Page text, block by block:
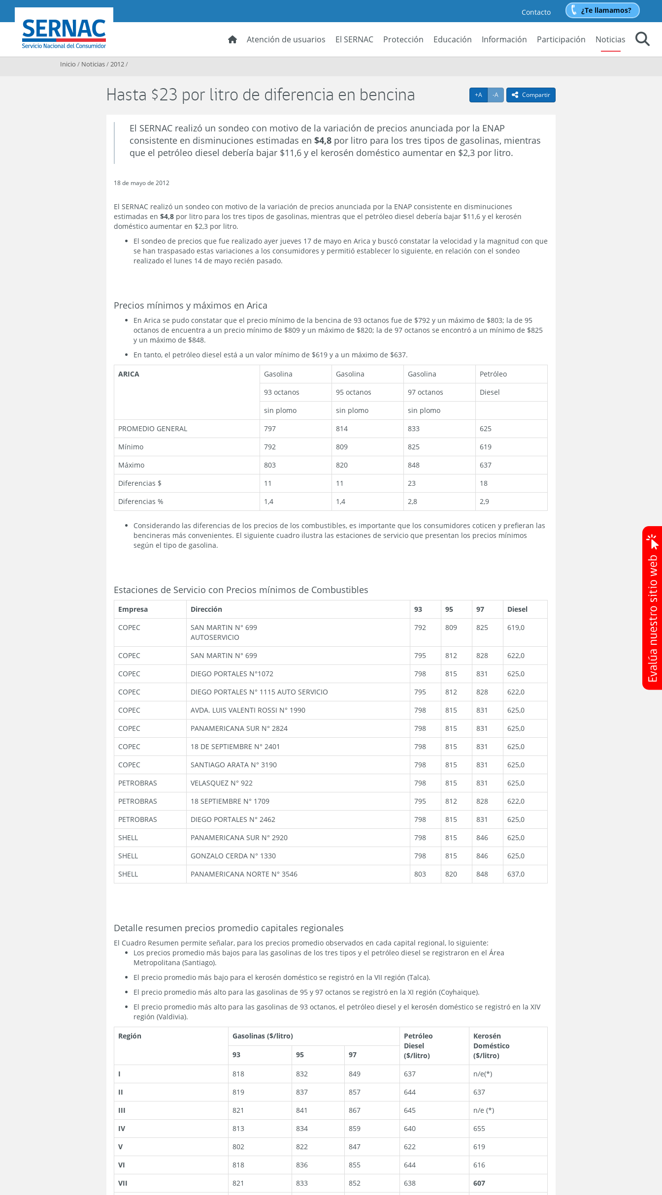
SERNAC
Contacto ¿Te llamamos?
Atención de usuarios El SERNAC Protección Educación Información Participación
Noticias
Inicio / Noticias/2012/
+A Agrandar texto
-A Achicar textoicono compartir
Compartir
Hasta $23 por litro de diferencia en bencina
El SERNAC realizó un sondeo con motivo de la variación de precios anunciada por la ENAP
consistente en disminuciones estimadas en$4,8 por litro para los tres tipos de gasolinas, mientras
que el petróleo diesel debería bajar $11,6 y el kerosén doméstico aumentar en $2,3 por litro.
18 de mayo de 2012
El SERNAC realizó un sondeo con motivo de la variación de precios anunciada por la ENAP consistente en disminuciones
estimadas en$4,8 por litro para los tres tipos de gasolinas, mientras que el petróleo diesel debería bajar $11,6 y el kerosén
doméstico aumentar en $2,3 por litro.
El sondeo de precios que fue realizado ayer jueves 17 de mayo en Arica y buscó constatar la velocidad y la magnitud con que
se han traspasado estas variaciones a los consumidores y permitió establecer lo siguiente, en relación con el sondeo
realizado el lunes 14 de mayo recién pasado.
Precios mínimos y máximos en Arica
En Arica se pudo constatar que el precio mínimo de la bencina de 93 octanos fue de $792 y un máximo de $803; la de 95
octanos de encuentra a un precio mínimo de $809 y un máximo de $820; la de 97 octanos se encontró a un mínimo de $825
y un máximo de $848.
En tanto, el petróleo diesel está a un valor mínimo de $619 y a un máximo de $637.
ARICA Gasolina Gasolina Gasolina
Petróleo
93 octanos
95 octanos 97 octanos
Diesel
sin plomo
sin plomo
sin plomo
PROMEDIO GENERAL
797 814 833
625
Mínimo
792 809 825
619
Máximo
803 820 848
637
Diferencias $
11 11 23
18
Diferencias %
1,4 1,4 2,8 2,9
Considerando las diferencias de los precios de los combustibles, es importante que los consumidores coticen y prefieran las
bencineras más convenientes. El siguiente cuadro ilustra las estaciones de servicio que presentan los precios mínimos
según el tipo de gasolina.
Estaciones de Servicio con Precios mínimos de Combustibles
Empresa Dirección 93 95 97
Diesel
COPEC
SAN MARTIN N° 699
AUTOSERVICIO
792 809 825 619,0
COPEC SAN MARTIN N° 699 795 812 828
622,0
COPEC
DIEGO PORTALES N°1072 798 815 831
625,0
COPEC
DIEGO PORTALES N° 1115 AUTO SERVICIO 795 812 828
622,0
COPEC
AVDA. LUIS VALENTI ROSSI N° 1990 798 815 831
625,0
COPEC
PANAMERICANA SUR N° 2824 798 815 831
625,0
COPEC
18 DE SEPTIEMBRE N° 2401 798 815 831
625,0
COPEC
SANTIAGO ARATA N° 3190 798 815 831
625,0
PETROBRAS
VELASQUEZ N° 922 798 815 831
625,0
PETROBRAS
18 SEPTIEMBRE N° 1709 795 812 828
622,0
PETROBRAS
DIEGO PORTALES N° 2462 798 815 831
625,0
SHELL
PANAMERICANA SUR N° 2920 798 815 846
625,0
SHELL
GONZALO CERDA N° 1330 798 815 846
625,0
SHELL
PANAMERICANA NORTE N° 3546 803 820 848 637,0
Detalle resumen precios promedio capitales regionales
El Cuadro Resumen permite señalar, para los precios promedio observados en cada capital regional, lo siguiente:
Los precios promedio más bajos para las gasolinas de los tres tipos y el petróleo diesel se registraron en el Área
Metropolitana (Santiago).
El precio promedio más bajo para el kerosén doméstico se registró en la VII región (Talca).
El precio promedio más alto para las gasolinas de 95 y 97 octanos se registró en la XI región (Coyhaique).
El precio promedio más alto para las gasolinas de 93 octanos, el petróleo diesel y el kerosén doméstico se registró en la XIV
región (Valdivia).
Región Gasolinas ($/litro)
Petróleo
Diesel
($/litro)
Kerosén
Doméstico
($/litro)
93 95 97
I 818 832 849 637
n/e(*)
II
819 837 857 644
637
III
821 841 867 645
n/e (*)
IV
813 834 859 640
655
V
802 822 847 622
619
VI
818 836 855 644
616
VII
821 833 852 638
607